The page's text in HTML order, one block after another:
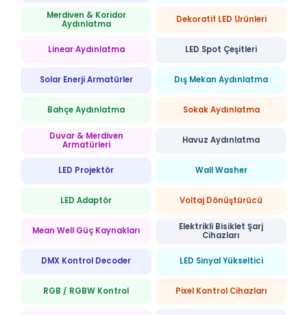
Merdiven & Koridor
Aydınlatma
Dekoratif LED Ürünleri
Linear Aydınlatma LED Spot Çeşitleri
Solar Enerji Armatürler Dış Mekan Aydınlatma
Bahçe Aydınlatma Sokak Aydınlatma
Duvar & Merdiven
Armatürleri
Havuz Aydınlatma
LED Projektör Wall Washer
LED Adaptör Voltaj Dönüştürücü
Mean Well Güç Kaynakları
Elektrikli Bisiklet Şarj
Cihazları
DMX Kontrol Decoder LED Sinyal Yükseltici
RGB / RGBW Kontrol Pixel Kontrol Cihazları